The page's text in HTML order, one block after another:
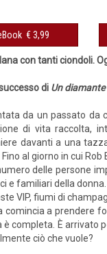
€ 3,99
con tanti ciondoli.
di Un
da un passato da
di vita raccolta,
davanti a una
al giorno in cui
delle persone
e familiari della
VIP, fiumi di
comincia a prendere
completa. È arrivato
ciò che vuole?